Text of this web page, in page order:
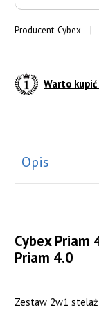
Producent:Cybex |
Warto kupić
Opis
Cybex Priam
Priam 4.0
Zestaw 2w1 stelaż